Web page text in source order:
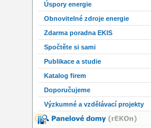
Úspory energie
Obnovitelné zdroje energie
Zdarma poradna EKIS
Spočtěte si sami
Publikace a studie
Katalog firem
Doporučujeme
Výzkumné a vzdělávací projekty